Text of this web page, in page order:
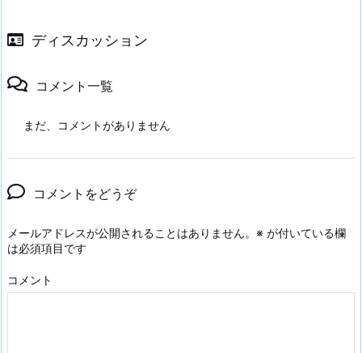
ディスカッション
コメント一覧
まだ、コメントがありません
コメントをどうぞ
メールアドレスが公開されることはありません。 ※ が付いている欄
は必須項目です
コメント